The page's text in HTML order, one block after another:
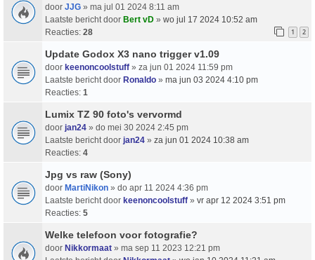
door JJG » ma jul 01 2024 8:11 am
Laatste bericht door Bert vD » wo jul 17 2024 10:52 am
Reacties: 28 1 2
Update Godox X3 nano trigger v1.09
door keenoncoolstuff » za jun 01 2024 11:59 pm
Laatste bericht door Ronaldo » ma jun 03 2024 4:10 pm
Reacties: 1
Lumix TZ 90 foto's vervormd
door jan24 » do mei 30 2024 2:45 pm
Laatste bericht door jan24 » za jun 01 2024 10:38 am
Reacties: 4
Jpg vs raw (Sony)
door MartiNikon » do apr 11 2024 4:36 pm
Laatste bericht door keenoncoolstuff » vr apr 12 2024 3:51 pm
Reacties: 5
Welke telefoon voor fotografie?
door Nikkormaat » ma sep 11 2023 12:21 pm